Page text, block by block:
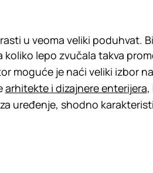
u veoma veliki poduhvat.
lepo zvučala takva
moguće je naći veliki izbor
arhitekte i dizajnere enterijera,
uređenje, shodno